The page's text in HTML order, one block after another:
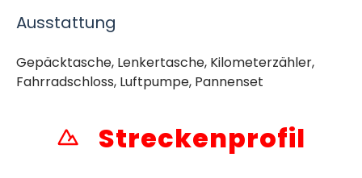
Ausstattung
Gepäcktasche, Lenkertasche, Kilometerzähler,
Fahrradschloss, Luftpumpe, Pannenset
Streckenprofil